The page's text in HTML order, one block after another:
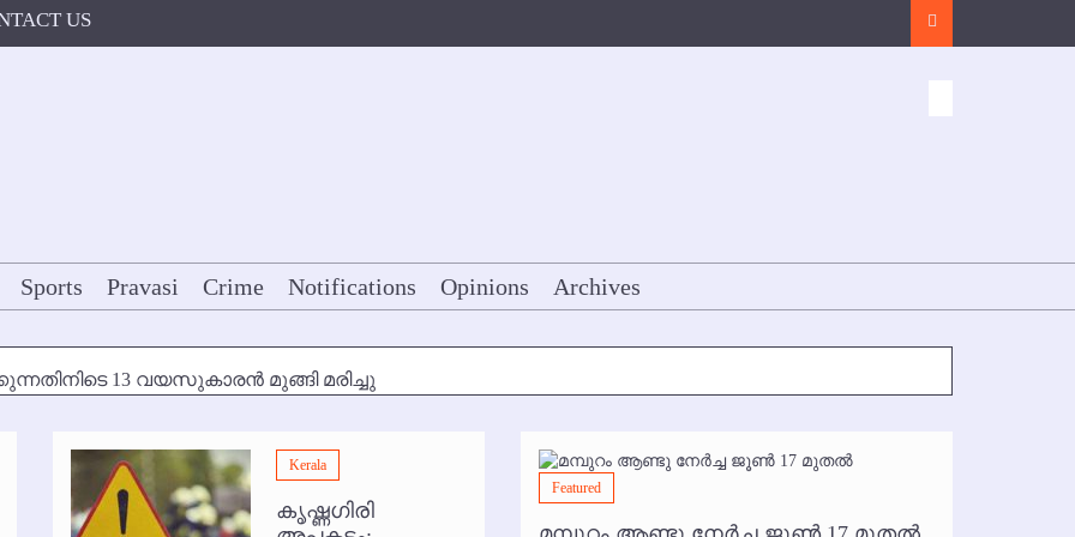
US
Search
Sports Pravasi Crime Notifications Opinions Archives
13 വയസുകാരന്‍ മുങ്ങി മരിച്ചു
മുതല്‍
ഇല്ല
Kerala
കൃഷ്ണഗിരി
Featured